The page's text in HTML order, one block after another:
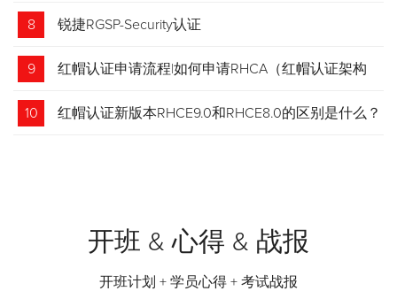
8 锐捷RGSP-Security认证
9 红帽认证申请流程|如何申请RHCA（红帽认证架构
师）证书？申请步骤请收藏！
10 红帽认证新版本RHCE9.0和RHCE8.0的区别是什么？
开班 & 心得 & 战报
开班计划 + 学员心得 + 考试战报